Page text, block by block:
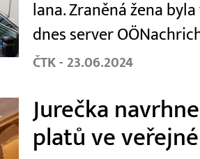
lana. Zraněná žena
dnes server
ČTK - 23.06.2024
Jurečka
platů ve